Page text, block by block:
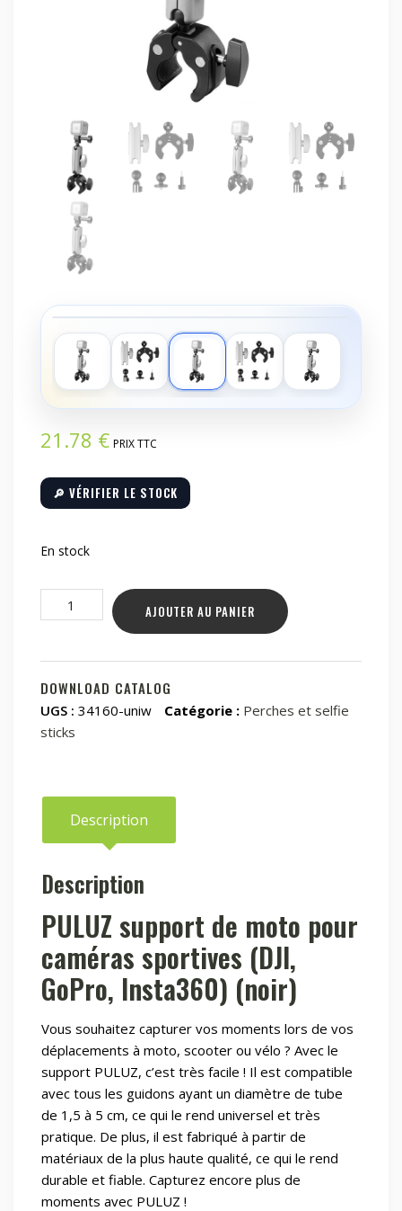
‹ ›
21.78 € PRIX TTC
🔎 VÉRIFIER LE STOCK
En stock
quantité
de
support
de
moto
pour
(DJI,
GoPro,
AJOUTER AU PANIER
DOWNLOAD CATALOG
UGS : 34160-uniw Catégorie : Perches et selfie
sticks
Description
Description
PULUZ support de moto pour
caméras sportives (DJI,
GoPro, Insta360) (noir)
Vous souhaitez capturer vos moments lors de vos
déplacements à moto, scooter ou vélo ? Avec le
support PULUZ, c’est très facile ! Il est compatible
avec tous les guidons ayant un diamètre de tube
de 1,5 à 5 cm, ce qui le rend universel et très
pratique. De plus, il est fabriqué à partir de
matériaux de la plus haute qualité, ce qui le rend
durable et fiable. Capturez encore plus de
moments avec PULUZ !